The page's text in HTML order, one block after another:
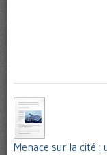
Menace sur la cité :